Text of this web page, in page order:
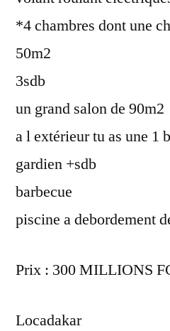
*4 chambres dont une
50m2
3sdb
un grand salon de 90m2
a l extérieur tu as une 1
gardien +sdb
barbecue
piscine a debordement
Prix : 300 MILLIONS
Locadakar